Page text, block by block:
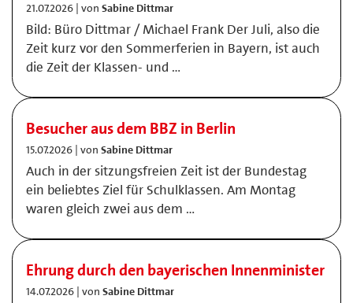
21.07.2026 | von Sabine Dittmar
Bild: Büro Dittmar / Michael Frank Der Juli, also die
Zeit kurz vor den Sommerferien in Bayern, ist auch
die Zeit der Klassen- und …
Besucher aus dem BBZ in Berlin
15.07.2026 | von Sabine Dittmar
Auch in der sitzungsfreien Zeit ist der Bundestag
ein beliebtes Ziel für Schulklassen. Am Montag
waren gleich zwei aus dem …
Ehrung durch den bayerischen Innenminister
14.07.2026 | von Sabine Dittmar